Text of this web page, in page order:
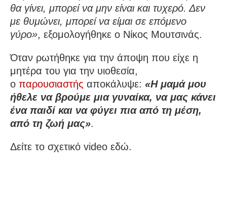
θα γίνει, μπορεί να μην είναι και τυχερό. Δεν
με θυμώνει, μπορεί να είμαι σε επόμενο
γύρο», εξομολογήθηκε ο Νίκος Μουτσινάς.
Όταν ρωτήθηκε για την άποψη που είχε η
μητέρα του για την υιοθεσία,
ο παρουσιαστής αποκάλυψε: «Η μαμά μου
ήθελε να βρούμε μια γυναίκα, να μας κάνει
ένα παιδί και να φύγει πια από τη μέση,
από τη ζωή μας».
Δείτε το σχετικό video εδώ.